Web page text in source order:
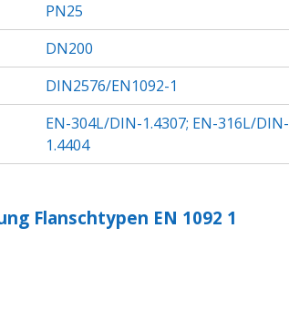
PN25
DN200
DIN2576/EN1092-1
EN-304L/DIN-1.4307; EN-316L/DIN-
1.4404
Flanschtypen EN 1092 1